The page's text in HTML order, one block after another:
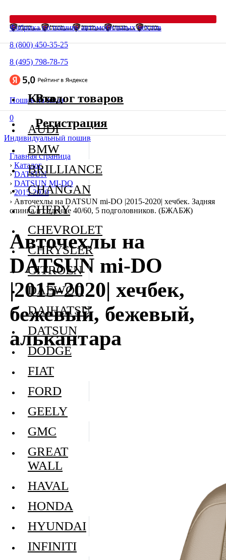
Фабрика по пошиву автомобильных чехлов
8 (800) 450-35-25
8 (495) 798-78-75
Пошив на заказ
0
Индивидуальный пошив
Главная страница
› Каталог
› DATSUN
› DATSUN MI-DO
› 2015-2020
› Авточехлы на DATSUN mi-DO |2015-2020| хечбек. Задняя
спинка и сидение 40/60, 5 подголовников. (БЖАБЖ)
Авточехлы на
DATSUN mi-DO
|2015-2020| хечбек,
бежевый, бежевый,
алькантара
Каталог товаров
AUDI
BMW
BRILLIANCE
CHANGAN
CHERY
CHEVROLET
CHRYSLER
CITROEN
DAEWOO
DAIHATSU
DATSUN
DODGE
FIAT
FORD
GEELY
GMC
GREAT
WALL
HAVAL
HONDA
HYUNDAI
INFINITI
Вход
Регистрация